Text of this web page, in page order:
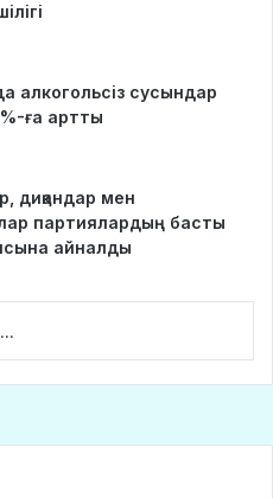
алкогольсіз сусындар
ға артты
диқандар мен
партиялардың басты
айналды
...